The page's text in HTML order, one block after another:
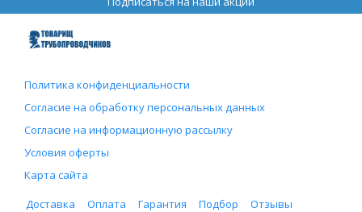
Политика конфиденциальности
Согласие на обработку персональных данных
Согласие на информационную рассылку
Условия оферты
Карта сайта
Доставка
Оплата Гарантия Подбор
Отзывы